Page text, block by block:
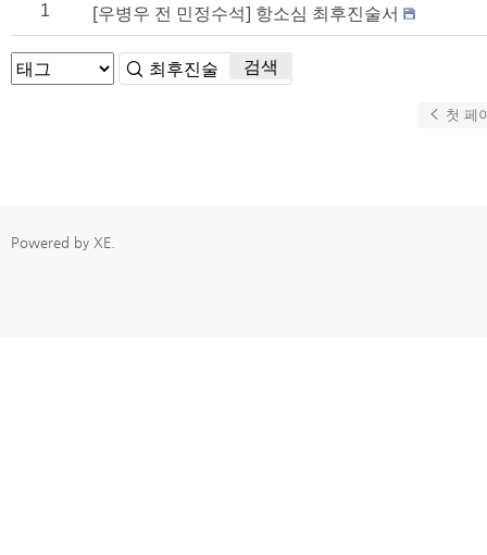
1 [우병우 전 민정수석] 항소심 최후진술서
검색
첫 페
Powered by XE